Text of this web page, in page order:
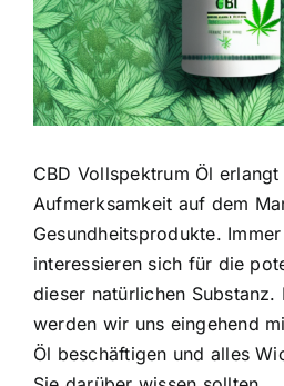
CBD Vollspektrum Öl erlangt
Aufmerksamkeit auf dem
Gesundheitsprodukte.
interessieren sich für die
dieser natürlichen Substanz.
werden wir uns eingehend
Öl beschäftigen und alles